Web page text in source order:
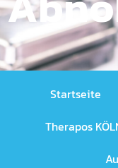
Startseite
Therapos